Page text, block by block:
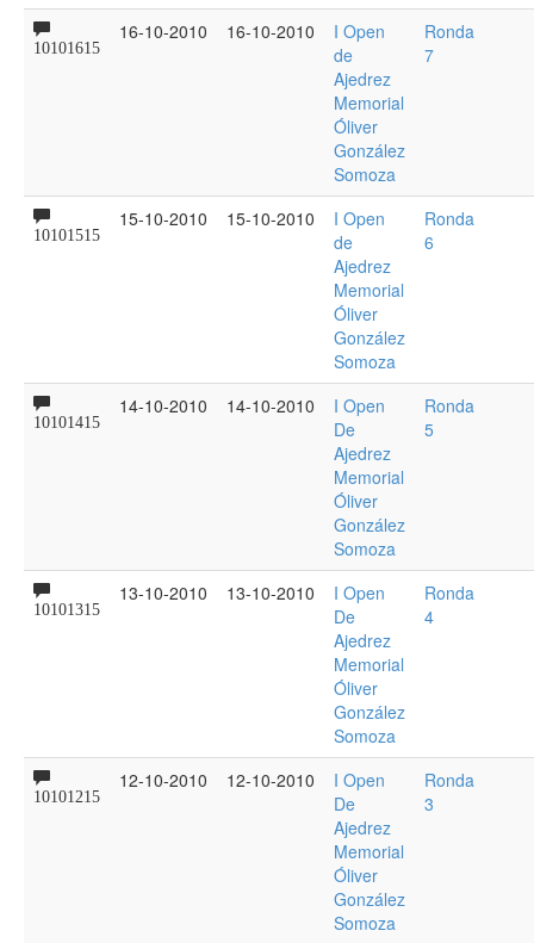
10101615
16-10-2010 16-10-2010
I Open
de
Ajedrez
Memorial
Óliver
González
Somoza
Ronda
7
10101515
15-10-2010 15-10-2010
I Open
de
Ajedrez
Memorial
Óliver
González
Somoza
Ronda
6
10101415
14-10-2010 14-10-2010
I Open
De
Ajedrez
Memorial
Óliver
González
Somoza
Ronda
5
10101315
13-10-2010 13-10-2010
I Open
De
Ajedrez
Memorial
Óliver
González
Somoza
Ronda
4
10101215
12-10-2010 12-10-2010
I Open
De
Ajedrez
Memorial
Óliver
González
Somoza
Ronda
3